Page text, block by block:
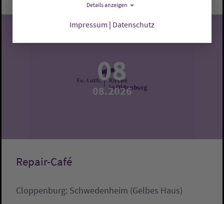
08
08.2026
Repair-Café
Cloppenburg: Schwedenheim (Gelbes Haus)
Details anzeigen
Impressum | Datenschutz